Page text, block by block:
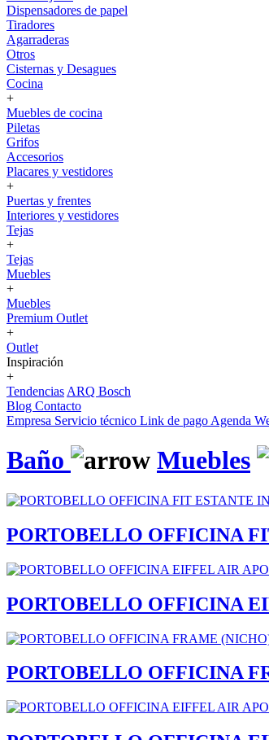
Dispensadores de papel
Tiradores
Agarraderas
Otros
Cisternas y Desagues
Cocina
+
Muebles de cocina
Piletas
Grifos
Accesorios
Placares y vestidores
+
Puertas y frentes
Interiores y vestidores
Tejas
+
Tejas
Muebles
+
Muebles
Premium Outlet
+
Outlet
Inspiración
+
Tendencias ARQ Bosch
Blog Contacto
Empresa Servicio técnico Link de pago Agenda
Baño Muebles
PORTOBELLO OFFICINA
PORTOBELLO OFFICINA
PORTOBELLO OFFICINA